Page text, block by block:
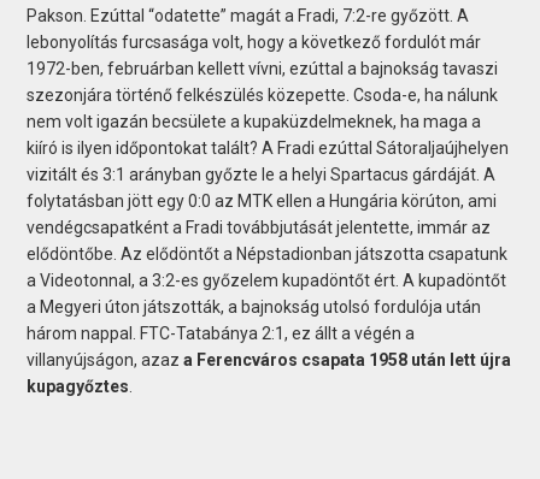
Pakson. Ezúttal “odatette” magát a Fradi, 7:2-re győzött. A
lebonyolítás furcsasága volt, hogy a következő fordulót már
1972-ben, februárban kellett vívni, ezúttal a bajnokság tavaszi
szezonjára történő felkészülés közepette. Csoda-e, ha nálunk
nem volt igazán becsülete a kupaküzdelmeknek, ha maga a
kiíró is ilyen időpontokat talált? A Fradi ezúttal Sátoraljaújhelyen
vizitált és 3:1 arányban győzte le a helyi Spartacus gárdáját. A
folytatásban jött egy 0:0 az MTK ellen a Hungária körúton, ami
vendégcsapatként a Fradi továbbjutását jelentette, immár az
elődöntőbe. Az elődöntőt a Népstadionban játszotta csapatunk
a Videotonnal, a 3:2-es győzelem kupadöntőt ért. A kupadöntőt
a Megyeri úton játszották, a bajnokság utolsó fordulója után
három nappal. FTC-Tatabánya 2:1, ez állt a végén a
villanyújságon, azaza Ferencváros csapata 1958 után lett újra
kupagyőztes